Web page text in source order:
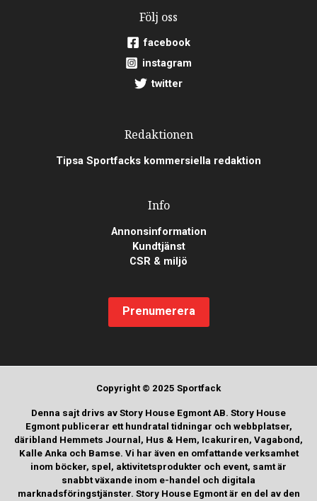
Följ oss
facebook
instagram
twitter
Redaktionen
Tipsa Sportfacks kommersiella redaktion
Info
Annonsinformation
Kundtjänst
CSR & miljö
Prenumerera
Copyright © 2025 Sportfack
Denna sajt drivs av Story House Egmont AB. Story House
Egmont publicerar ett hundratal tidningar och webbplatser,
däribland Hemmets Journal, Hus & Hem, Icakuriren, Vagabond,
Kalle Anka och Bamse. Vi har även en omfattande verksamhet
inom böcker, spel, aktivitetsprodukter och event, samt är
snabbt växande inom e-handel och digitala
marknadsföringstjänster. Story House Egmont är en del av den